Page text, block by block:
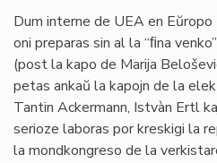
Dum interne de UEA en Eŭropo
oni preparas sin al la “ﬁna
(post la kapo de Marija
petas ankaŭ la kapojn de la
Tantin Ackermann, Istvàn Ertl
serioze laboras por kreskigi la
la mondkongreso de la